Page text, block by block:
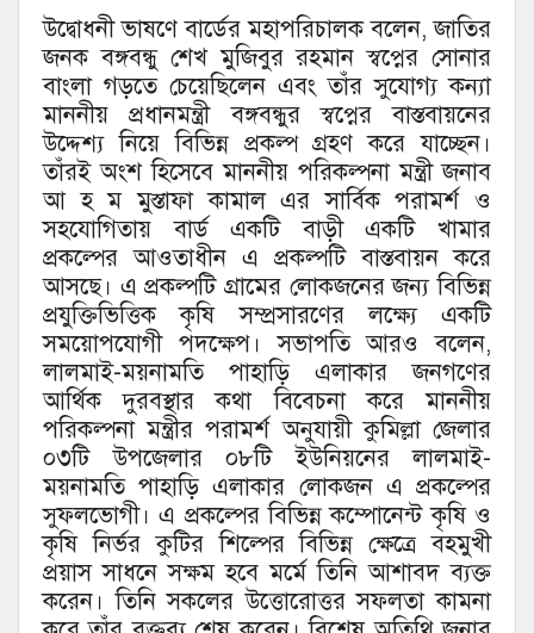
উদ্বোধনী ভাষণে বার্ডের মহাপরিচালক বলেন, জাতির
জনক বঙ্গবন্ধু শেখ মুজিবুর রহমান স্বপ্নের সোনার
বাংলা গড়তে চেয়েছিলেন এবং তাঁর সুযোগ্য কন্যা
মাননীয় প্রধানমন্ত্রী বঙ্গবন্ধুর স্বপ্নের বাস্তবায়নের
উদ্দেশ্য নিয়ে বিভিন্ন প্রকল্প গ্রহণ করে যাচ্ছেন।
তাঁরই অংশ হিসেবে মাননীয় পরিকল্পনা মন্ত্রী জনাব
আ হ ম মুস্তাফা কামাল এর সার্বিক পরামর্শ ও
সহযোগিতায় বার্ড একটি বাড়ী একটি খামার
প্রকল্পের আওতাধীন এ প্রকল্পটি বাস্তবায়ন করে
আসছে। এ প্রকল্পটি গ্রামের লোকজনের জন্য বিভিন্ন
প্রযুক্তিভিত্তিক কৃষি সম্প্রসারণের লক্ষ্যে একটি
সময়োপযোগী পদক্ষেপ। সভাপতি আরও বলেন,
লালমাই-ময়নামতি পাহাড়ি এলাকার জনগণের
আর্থিক দুরবস্থার কথা বিবেচনা করে মাননীয়
পরিকল্পনা মন্ত্রীর পরামর্শ অনুযায়ী কুমিল্লা জেলার
০৩টি উপজেলার ০৮টি ইউনিয়নের লালমাই-
ময়নামতি পাহাড়ি এলাকার লোকজন এ প্রকল্পের
সুফলভোগী। এ প্রকল্পের বিভিন্ন কম্পোনেন্ট কৃষি ও
কৃষি নির্ভর কুটির শিল্পের বিভিন্ন ক্ষেত্রে বহমুখী
প্রয়াস সাধনে সক্ষম হবে মর্মে তিনি আশাবদ ব্যক্ত
করেন। তিনি সকলের উত্তোরোত্তর সফলতা কামনা